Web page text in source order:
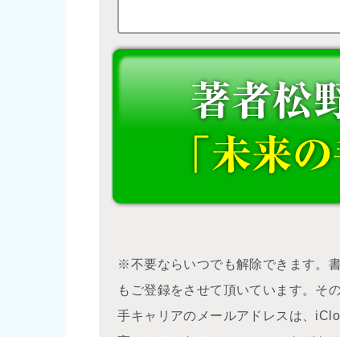
※不要ならいつでも解除できます。
もご登録をさせて頂いています。そ
手キャリアのメールアドレスは、